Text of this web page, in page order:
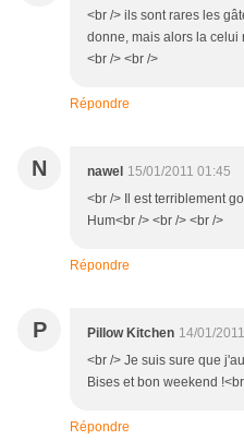
<br /> ils sont rares les
donne, mais alors la celui
<br /> <br />
Répondre
N nawel 15/01/2011 01:45
<br /> Il est terriblement
Hum<br /> <br /> <br />
Répondre
P Pillow Kitchen 14/01/
<br /> Je suis sure que
Bises et bon weekend
Répondre